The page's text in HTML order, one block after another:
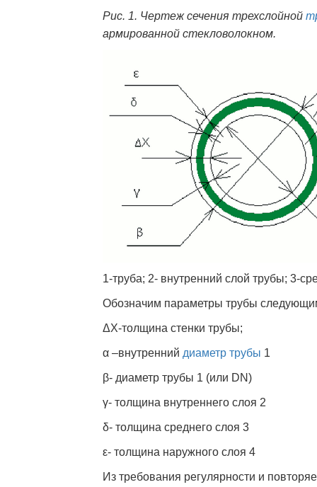
Рис. 1. Чертеж сечения трехслойной
армированной стекловолокном.
1-труба; 2- внутренний слой трубы; 3-
Обозначим параметры трубы
ΔХ-толщина стенки трубы;
α –внутренний диаметр трубы 1
β- диаметр трубы 1 (или DN)
γ- толщина внутреннего слоя 2
δ- толщина среднего слоя 3
ε- толщина наружного слоя 4
Из требования регулярности и